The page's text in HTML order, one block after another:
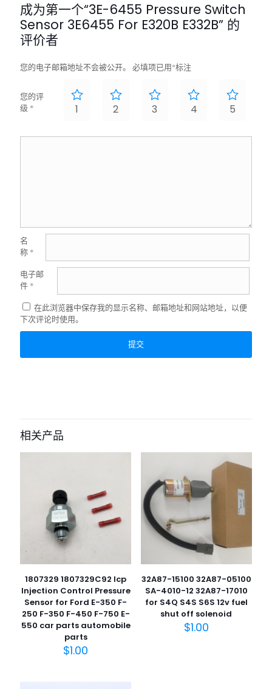
成为第一个“3E-6455 Pressure Switch
Sensor 3E6455 For E320B E332B” 的
评价者
您的电子邮箱地址不会被公开。 必填项已用*标注
您的评
级 * 1 2 3 4 5
名
称 *
电子邮
件 *
在此浏览器中保存我的显示名称、邮箱地址和网站地址，以便
下次评论时使用。
相关产品
1807329 1807329C92 Icp
Injection Control Pressure
Sensor for Ford E-350 F-
250 F-350 F-450 F-750 E-
550 car parts automobile
parts
$1.00
32A87-15100 32A87-05100
SA-4010-12 32A87-17010
for S4Q S4S S6S 12v fuel
shut off solenoid
$1.00